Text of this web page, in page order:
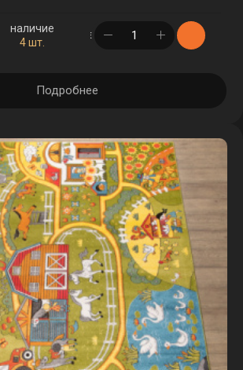
наличие
4 шт.
в корзине
Подробнее